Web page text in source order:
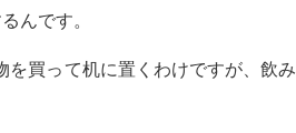
んです。
を買って机に置くわけですが、飲